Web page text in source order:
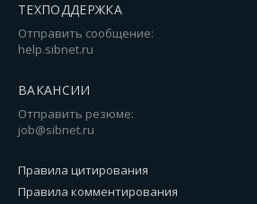
ТЕХПОДДЕРЖКА
Отправить сообщение:
help.sibnet.ru
ВАКАНСИИ
Отправить резюме:
job@sibnet.ru
Правила цитирования
Правила комментирования